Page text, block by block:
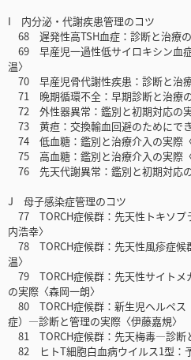
I 内分泌・代謝疾患管理のコツ
68 遅発性高TSH血症：診断と治療
69 早産児一過性低サイロキシン血
温〉
70 早産児骨代謝性疾患：診断と治療
71 晩期循環不全：早期診断と治療の
72 外性器異常：鑑別と初期対応の実
73 黄疸：交換輸血回避のためにでき
74 低血糖：鑑別と治療介入の実際
75 高血糖：鑑別と治療介入の実際
76 先天代謝異常：鑑別と初期対応
J 母子感染症管理のコツ
77 TORCH症候群：先天性トキソ
内浩幸〉
78 TORCH症候群：先天性風疹症
温〉
79 TORCH症候群：先天性サイト
の実際〈森岡一朗〉
80 TORCH症候群：新生児ヘルペス
症）―診断と管理の実際〈伊藤嘉規〉
81 TORCH症候群：先天梅毒―診断
82 ヒトT細胞白血病ウイルス1型：